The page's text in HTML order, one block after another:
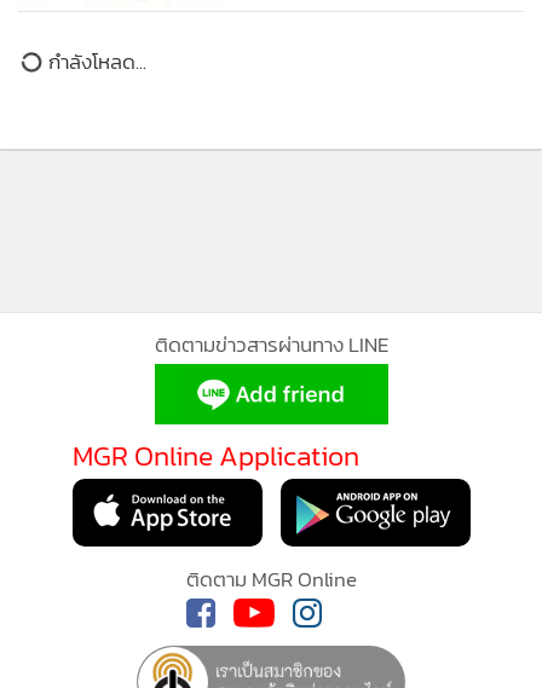
กำลังโหลด...
ติดตามข่าวสารผ่านทาง LINE
MGR Online Application
ติดตาม MGR Online